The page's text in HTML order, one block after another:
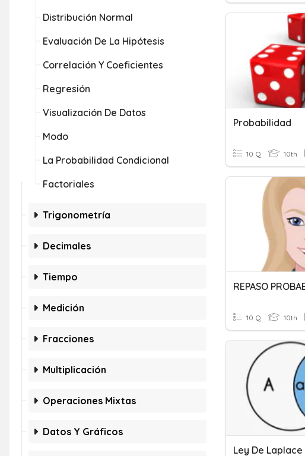
Distribución Normal
Evaluación De La Hipótesis
Correlación Y Coeficientes
Regresión
Visualización De Datos
Modo
La Probabilidad Condicional
Factoriales
Trigonometría
Decimales
Tiempo
Medición
Fracciones
Multiplicación
Operaciones Mixtas
Datos Y Gráficos
Probabilidad
10 Q 10th
REPASO
10 Q 10th